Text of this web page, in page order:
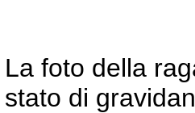
La foto della
stato di